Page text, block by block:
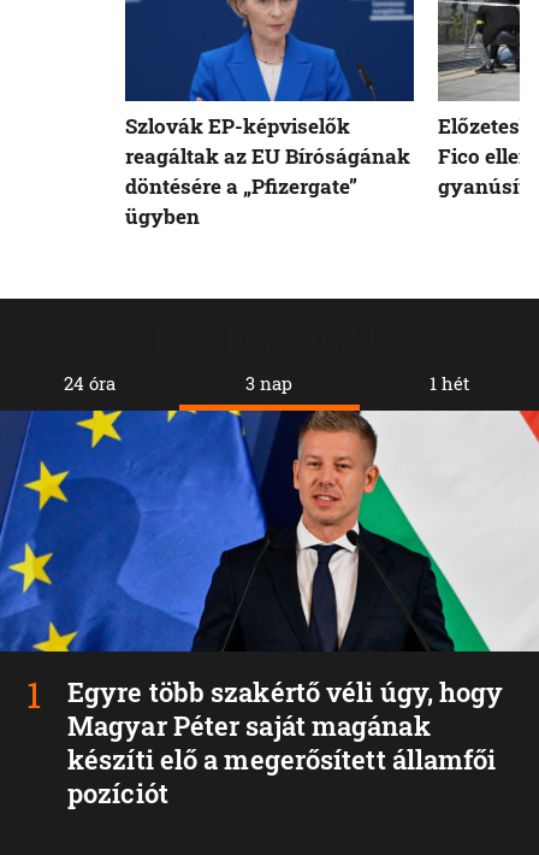
24 óra 3 nap
Egyre több szakértő véli úgy, hogy
Magyar Péter saját magának
készíti elő a megerősített államfői
pozíciót
1 hét
Szlovák EP-képviselők
reagáltak az EU Bíróságának
döntésére a „Pfizergate”
ügyben
Fico